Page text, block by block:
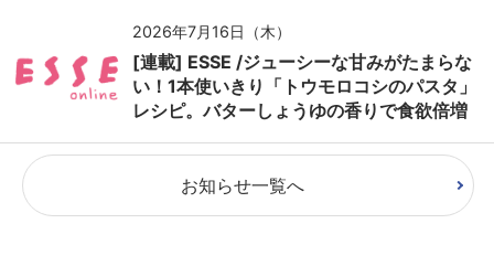
2026年7月16日（木）
[連載] ESSE /ジューシーな甘みがたまらな
い！1本使いきり「トウモロコシのパスタ」
レシピ。バターしょうゆの香りで食欲倍増
お知らせ一覧へ